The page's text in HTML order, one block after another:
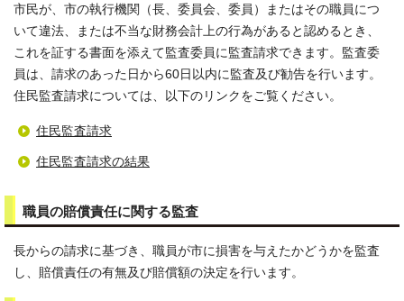
市民が、市の執行機関（長、委員会、委員）またはその職員につ
いて違法、または不当な財務会計上の行為があると認めるとき、
これを証する書面を添えて監査委員に監査請求できます。監査委
員は、請求のあった日から60日以内に監査及び勧告を行います。
住民監査請求については、以下のリンクをご覧ください。
住民監査請求
住民監査請求の結果
職員の賠償責任に関する監査
長からの請求に基づき、職員が市に損害を与えたかどうかを監査
し、賠償責任の有無及び賠償額の決定を行います。